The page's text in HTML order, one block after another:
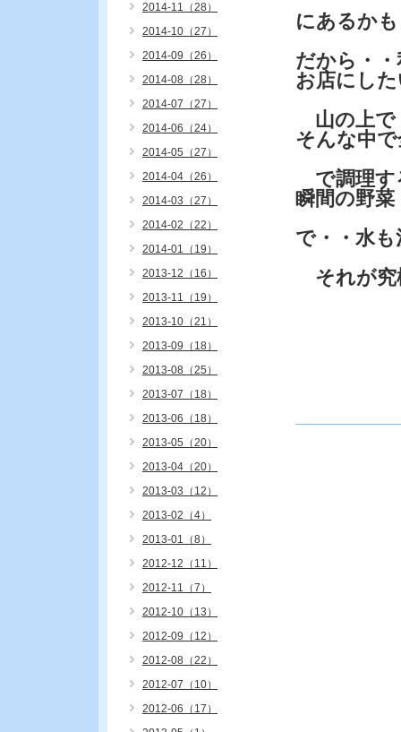
にあるか
だから・
お店にし
山の上で
そんな中
で調理す
瞬間の野菜
で・・水
それが究
2014-11（28）
2014-10（27）
2014-09（26）
2014-08（28）
2014-07（27）
2014-06（24）
2014-05（27）
2014-04（26）
2014-03（27）
2014-02（22）
2014-01（19）
2013-12（16）
2013-11（19）
2013-10（21）
2013-09（18）
2013-08（25）
2013-07（18）
2013-06（18）
2013-05（20）
2013-04（20）
2013-03（12）
2013-02（4）
2013-01（8）
2012-12（11）
2012-11（7）
2012-10（13）
2012-09（12）
2012-08（22）
2012-07（10）
2012-06（17）